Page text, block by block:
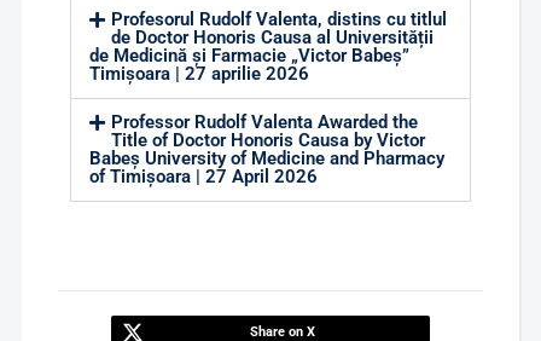
Profesorul Rudolf Valenta, distins cu titlul
de Doctor Honoris Causa al Universității
de Medicină și Farmacie „Victor Babeș”
Timișoara | 27 aprilie 2026
Professor Rudolf Valenta Awarded the
Title of Doctor Honoris Causa by Victor
Babeș University of Medicine and Pharmacy
of Timișoara | 27 April 2026
Share on X